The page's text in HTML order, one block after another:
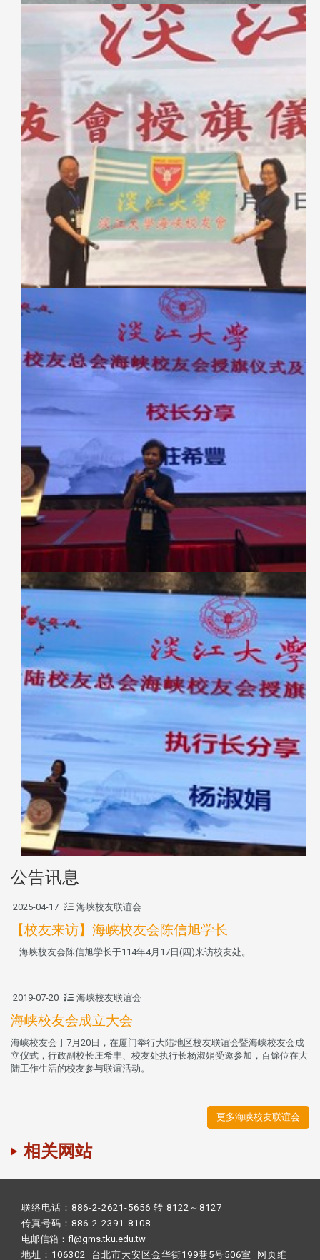
公告讯息
2025-04-17 海峡校友联谊会
【校友来访】海峡校友会陈信旭学长
海峡校友会陈信旭学长于114年4月17日(四)来访校友处。
2019-07-20 海峡校友联谊会
海峡校友会成立大会
海峡校友会于7月20日，在厦门举行大陆地区校友联谊会暨海峡校友会成
立仪式，行政副校长庄希丰、校友处执行长杨淑娟受邀参加，百馀位在大
陆工作生活的校友参与联谊活动。
更多海峡校友联谊会
相关网站
联络电话：886-2-2621-5656 转 8122～8127
传真号码：886-2-2391-8108
电邮信箱：fl@gms.tku.edu.tw
地址：106302 台北市大安区金华街199巷5号506室 网页维